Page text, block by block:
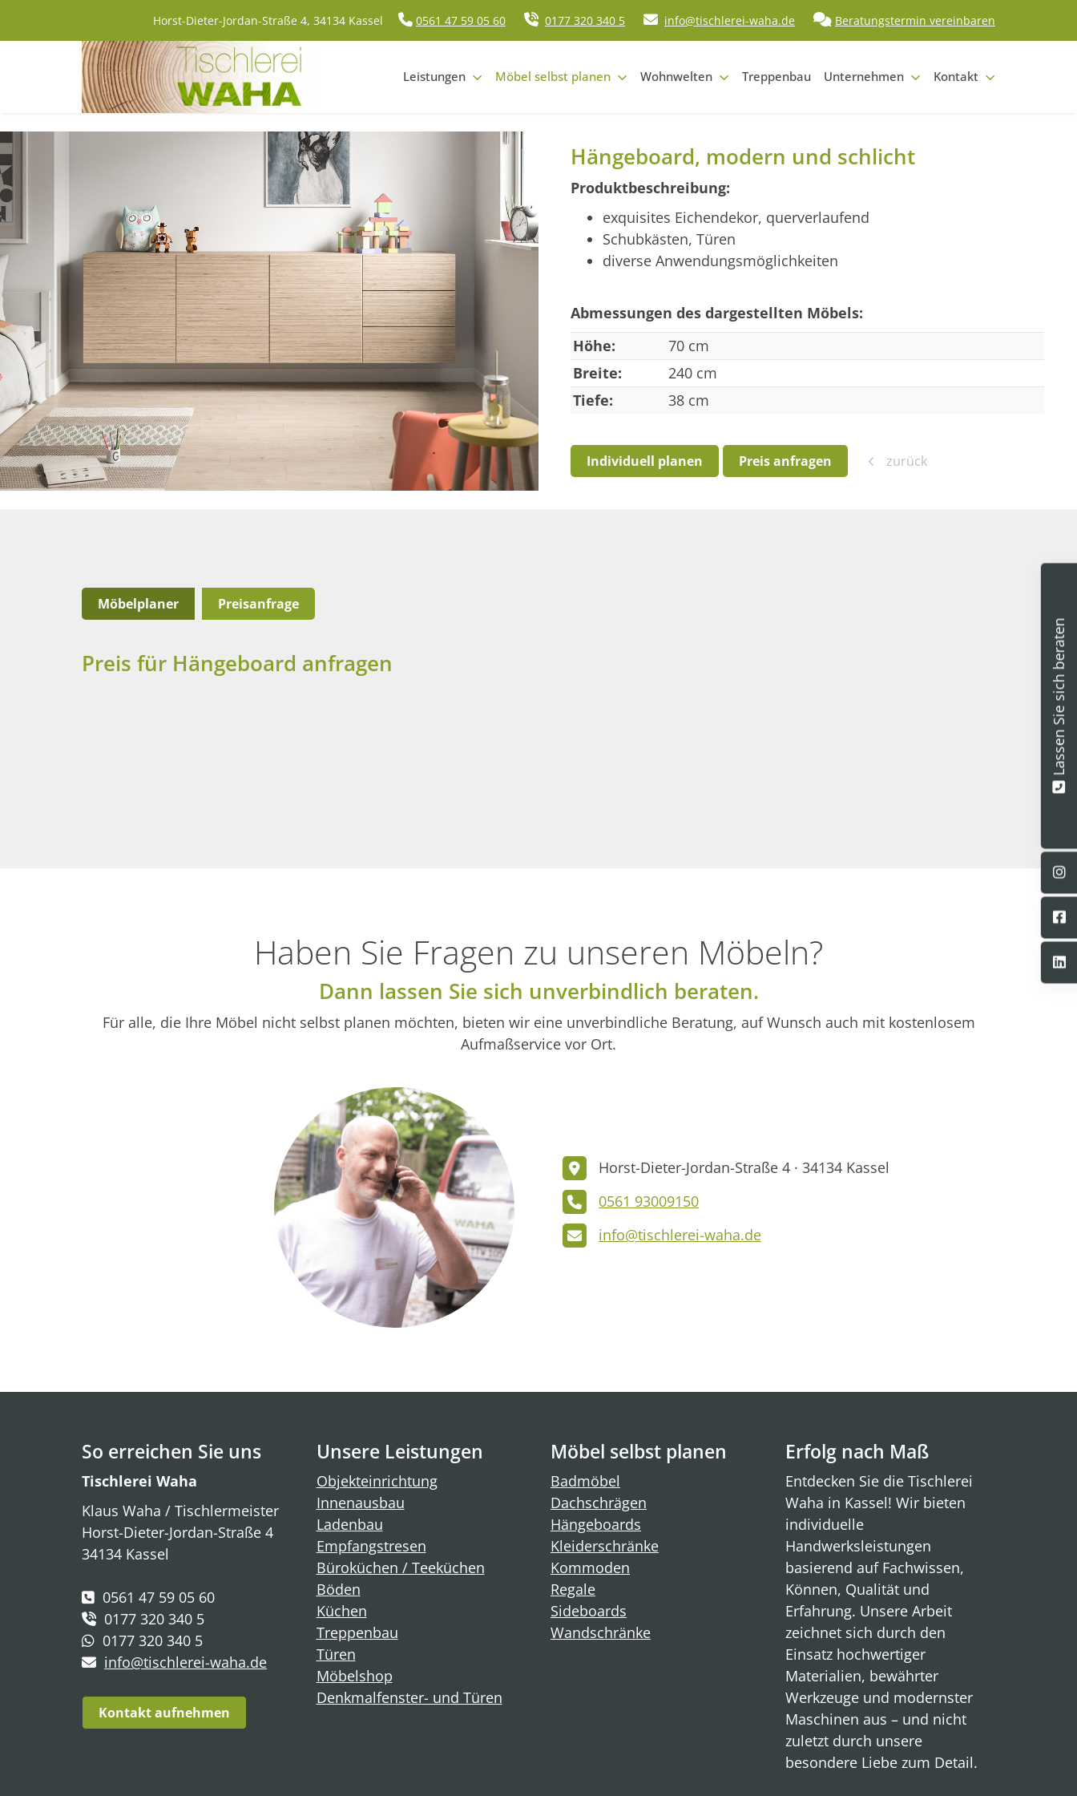
Horst-Dieter-Jordan-Straße 4, 34134 Kassel 0561 47 59 05 60 0177 320 340 5 info@tischlerei-waha.de Beratungstermin vereinbaren
Leistungen Möbel selbst planen Wohnwelten Treppenbau Unternehmen Kontakt
Hängeboard, modern und schlicht
Produktbeschreibung:
exquisites Eichendekor, querverlaufend
Schubkästen, Türen
diverse Anwendungsmöglichkeiten
Abmessungen des dargestellten Möbels:
Höhe:
70 cm
Breite:
240 cm
Tiefe:
38 cm
Individuell planen Preis anfragen zurück
Möbelplaner Preisanfrage
Preis für Hängeboard anfragen
Haben Sie Fragen zu unseren Möbeln?
Dann lassen Sie sich unverbindlich beraten.
Für alle, die Ihre Möbel nicht selbst planen möchten, bieten wir eine unverbindliche Beratung, auf Wunsch auch mit kostenlosem
Aufmaßservice vor Ort.
Horst-Dieter-Jordan-Straße 4 · 34134 Kassel
0561 93009150
info@tischlerei-waha.de
So erreichen Sie uns
Tischlerei Waha
Klaus Waha / Tischlermeister
Horst-Dieter-Jordan-Straße 4
34134 Kassel
0561 47 59 05 60
0177 320 340 5
0177 320 340 5
info@tischlerei-waha.de
Kontakt aufnehmen
Unsere Leistungen
Objekteinrichtung
Innenausbau
Ladenbau
Empfangstresen
Büroküchen / Teeküchen
Böden
Küchen
Treppenbau
Türen
Möbelshop
Denkmalfenster- und Türen
Möbel selbst planen
Badmöbel
Dachschrägen
Hängeboards
Kleiderschränke
Kommoden
Regale
Sideboards
Wandschränke
Erfolg nach Maß
Entdecken Sie die Tischlerei
Waha in Kassel! Wir bieten
individuelle
Handwerksleistungen
basierend auf Fachwissen,
Können, Qualität und
Erfahrung. Unsere Arbeit
zeichnet sich durch den
Einsatz hochwertiger
Materialien, bewährter
Werkzeuge und modernster
Maschinen aus – und nicht
zuletzt durch unsere
besondere Liebe zum Detail.
Lassen Sie sich beraten